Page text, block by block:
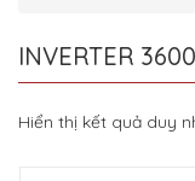
INVERTER
Hiển thị kết quả duy